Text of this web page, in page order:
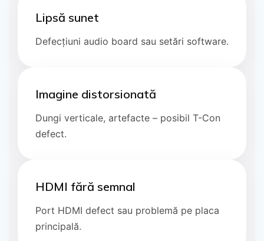
Lipsă sunet
Defecțiuni audio board sau setări software.
Imagine distorsionată
Dungi verticale, artefacte – posibil T-Con
defect.
HDMI fără semnal
Port HDMI defect sau problemă pe placa
principală.